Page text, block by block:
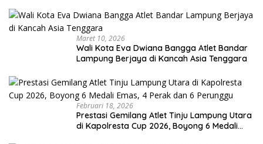
Maret 10, 2026
Wali Kota Eva Dwiana Bangga Atlet Bandar
Lampung Berjaya di Kancah Asia Tenggara
Februari 18, 2026
Prestasi Gemilang Atlet Tinju Lampung Utara
di Kapolresta Cup 2026, Boyong 6 Medali